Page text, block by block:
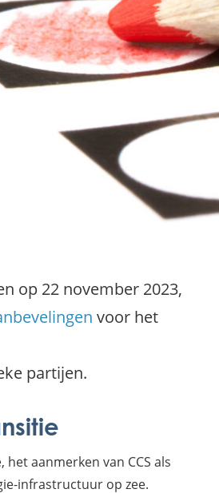
op 22 november 2023,
voor het
partijen.
aanmerken van CCS als
infrastructuur op zee.